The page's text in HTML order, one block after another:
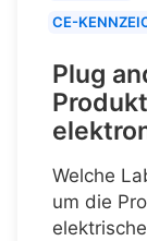
CE-
Plug
Welche
um die